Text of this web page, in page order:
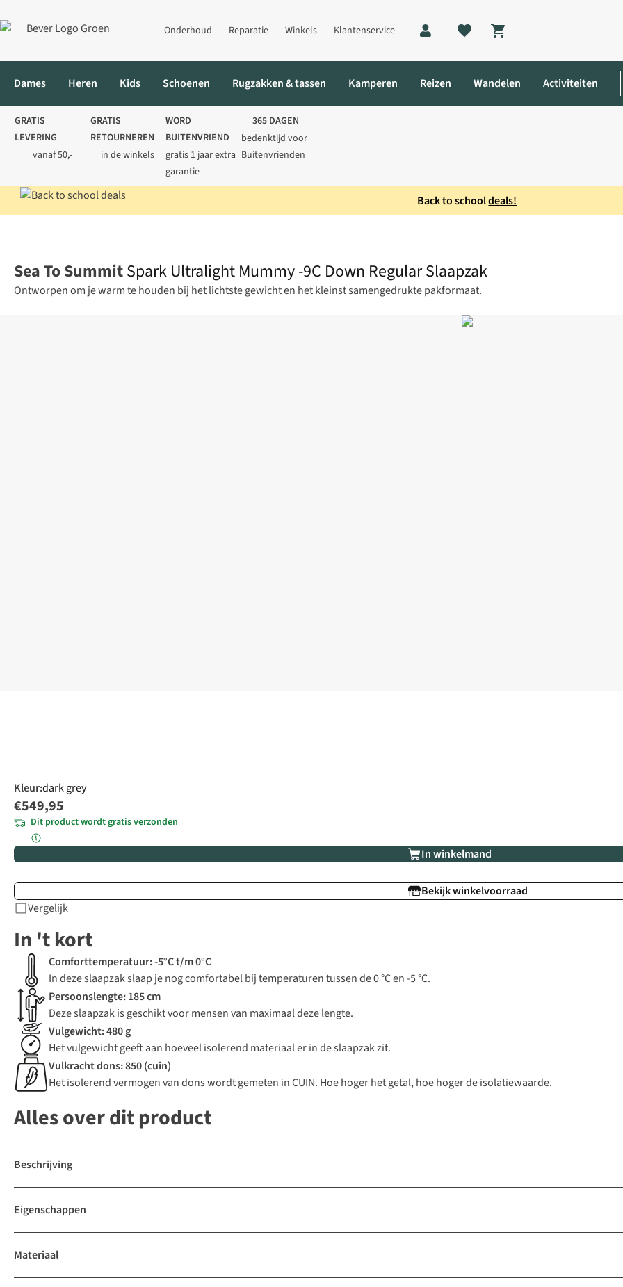
Onderhoud Reparatie Winkels Klantenservice
Shopping cart
Dames Heren Kids Schoenen Rugzakken & tassen Kamperen Reizen Wandelen Activiteiten
GRATIS
LEVERING
vanaf 50,-
GRATIS
RETOURNEREN
in de winkels
WORD
BUITENVRIEND
gratis 1 jaar extra
garantie
365 DAGEN
bedenktijd voor
Buitenvrienden
Back to schooldeals!
Sea To SummitSpark Ultralight Mummy -9C Down Regular Slaapzak
Ontworpen om je warm te houden bij het lichtste gewicht en het kleinst samengedrukte pakformaat.
Kleur:dark grey
€549,95
Dit product wordt gratis verzonden
In winkelmand
Bekijk winkelvoorraad
Vergelijk
In 't kort
Comforttemperatuur: -5°C t/m 0°C
In deze slaapzak slaap je nog comfortabel bij temperaturen tussen de 0 °C en -5 °C.
Persoonslengte: 185 cm
Deze slaapzak is geschikt voor mensen van maximaal deze lengte.
Vulgewicht: 480 g
Het vulgewicht geeft aan hoeveel isolerend materiaal er in de slaapzak zit.
Vulkracht dons: 850 (cuin)
Het isolerend vermogen van dons wordt gemeten in CUIN. Hoe hoger het getal, hoe hoger de isolatiewaarde.
Alles over dit product
Beschrijving
Eigenschappen
Materiaal